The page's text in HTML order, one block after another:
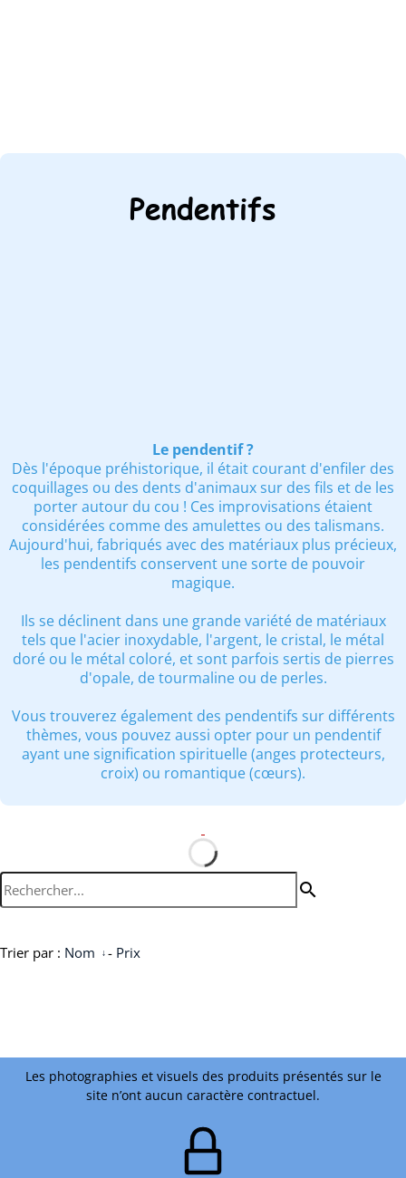
Pendentifs
Le pendentif ?
Dès l'époque préhistorique, il était courant d'enfiler des
coquillages ou des dents d'animaux sur des fils et de les
porter autour du cou ! Ces improvisations étaient
considérées comme des amulettes ou des talismans.
Aujourd'hui, fabriqués avec des matériaux plus précieux,
les pendentifs conservent une sorte de pouvoir
magique.
Ils se déclinent dans une grande variété de matériaux
tels que l'acier inoxydable, l'argent, le cristal, le métal
doré ou le métal coloré, et sont parfois sertis de pierres
d'opale, de tourmaline ou de perles.
Vous trouverez également des pendentifs sur différents
thèmes, vous pouvez aussi opter pour un pendentif
ayant une signification spirituelle (anges protecteurs,
croix) ou romantique (cœurs).
search
Trier par : Nom - Prix
Les photographies et visuels des produits présentés sur le
site n’ont aucun caractère contractuel.